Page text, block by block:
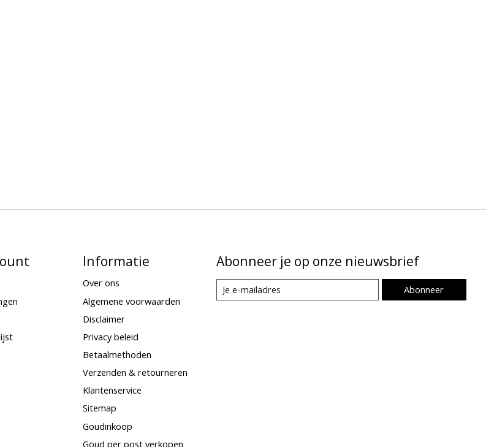
Informatie
Over ons
Algemene voorwaarden
Disclaimer
Privacy beleid
Betaalmethoden
Verzenden & retourneren
Klantenservice
Sitemap
Goudinkoop
Goud per post verkopen
Abonneer je op onze nieuwsbrief
Abonneer